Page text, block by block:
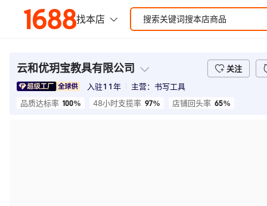
云和优玥宝教具有限公司
关注
入驻11年 主营： 书写工具
品质达标率 100% 48小时支揽率 97% 店铺回头率 65%